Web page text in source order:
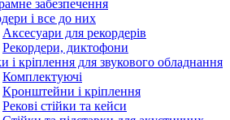
забезпечення
і все до них
Аксесуари для рекордерів
Рекордери, диктофони
і кріплення для звукового обладнання
Комплектуючі
Кронштейни і кріплення
Рекові стійки та кейси